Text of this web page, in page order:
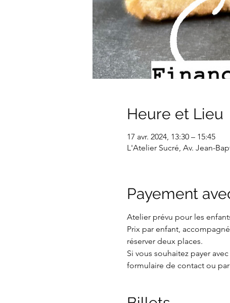
Heure et Lieu
17 avr. 2024, 13:30 – 15:45
L'Atelier Sucré, Av. Jean-
Payement
Atelier prévu pour les
Prix par enfant,
réserver deux places.
Si vous souhaitez payer
formulaire de contact ou par